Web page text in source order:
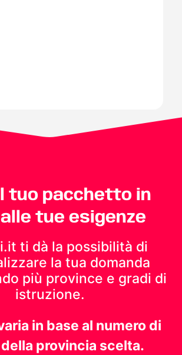
tuo pacchetto in
tue esigenze
ti dà la possibilità di
la tua domanda
più province e gradi di
istruzione.
in base al numero di
provincia scelta.